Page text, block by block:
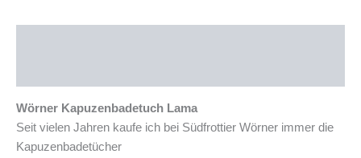
Wörner Kapuzenbadetuch Lama
Seit vielen Jahren kaufe ich bei Südfrottier Wörner immer die
Kapuzenbadetücher